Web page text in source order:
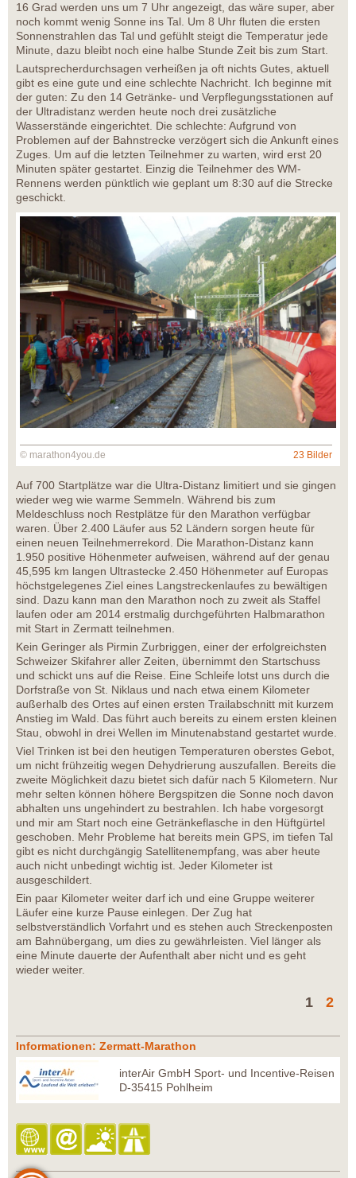
16 Grad werden uns um 7 Uhr angezeigt, das wäre super, aber
noch kommt wenig Sonne ins Tal. Um 8 Uhr fluten die ersten
Sonnenstrahlen das Tal und gefühlt steigt die Temperatur jede
Minute, dazu bleibt noch eine halbe Stunde Zeit bis zum Start.
Lautsprecherdurchsagen verheißen ja oft nichts Gutes, aktuell
gibt es eine gute und eine schlechte Nachricht. Ich beginne mit
der guten: Zu den 14 Getränke- und Verpflegungsstationen auf
der Ultradistanz werden heute noch drei zusätzliche
Wasserstände eingerichtet. Die schlechte: Aufgrund von
Problemen auf der Bahnstrecke verzögert sich die Ankunft eines
Zuges. Um auf die letzten Teilnehmer zu warten, wird erst 20
Minuten später gestartet. Einzig die Teilnehmer des WM-
Rennens werden pünktlich wie geplant um 8:30 auf die Strecke
geschickt.
© marathon4you.de 23 Bilder
Auf 700 Startplätze war die Ultra-Distanz limitiert und sie gingen
wieder weg wie warme Semmeln. Während bis zum
Meldeschluss noch Restplätze für den Marathon verfügbar
waren. Über 2.400 Läufer aus 52 Ländern sorgen heute für
einen neuen Teilnehmerrekord. Die Marathon-Distanz kann
1.950 positive Höhenmeter aufweisen, während auf der genau
45,595 km langen Ultrastecke 2.450 Höhenmeter auf Europas
höchstgelegenes Ziel eines Langstreckenlaufes zu bewältigen
sind. Dazu kann man den Marathon noch zu zweit als Staffel
laufen oder am 2014 erstmalig durchgeführten Halbmarathon
mit Start in Zermatt teilnehmen.
Kein Geringer als Pirmin Zurbriggen, einer der erfolgreichsten
Schweizer Skifahrer aller Zeiten, übernimmt den Startschuss
und schickt uns auf die Reise. Eine Schleife lotst uns durch die
Dorfstraße von St. Niklaus und nach etwa einem Kilometer
außerhalb des Ortes auf einen ersten Trailabschnitt mit kurzem
Anstieg im Wald. Das führt auch bereits zu einem ersten kleinen
Stau, obwohl in drei Wellen im Minutenabstand gestartet wurde.
Viel Trinken ist bei den heutigen Temperaturen oberstes Gebot,
um nicht frühzeitig wegen Dehydrierung auszufallen. Bereits die
zweite Möglichkeit dazu bietet sich dafür nach 5 Kilometern. Nur
mehr selten können höhere Bergspitzen die Sonne noch davon
abhalten uns ungehindert zu bestrahlen. Ich habe vorgesorgt
und mir am Start noch eine Getränkeflasche in den Hüftgürtel
geschoben. Mehr Probleme hat bereits mein GPS, im tiefen Tal
gibt es nicht durchgängig Satellitenempfang, was aber heute
auch nicht unbedingt wichtig ist. Jeder Kilometer ist
ausgeschildert.
Ein paar Kilometer weiter darf ich und eine Gruppe weiterer
Läufer eine kurze Pause einlegen. Der Zug hat
selbstverständlich Vorfahrt und es stehen auch Streckenposten
am Bahnübergang, um dies zu gewährleisten. Viel länger als
eine Minute dauerte der Aufenthalt aber nicht und es geht
wieder weiter.
1 2
Informationen: Zermatt-Marathon
interAir GmbH Sport- und Incentive-Reisen
D-35415 Pohlheim